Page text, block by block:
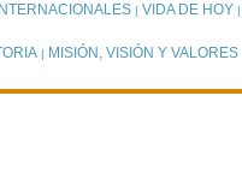
INTERNACIONALES| VIDA DE HOY |
| MISIÓN, VISIÓN Y VALORES